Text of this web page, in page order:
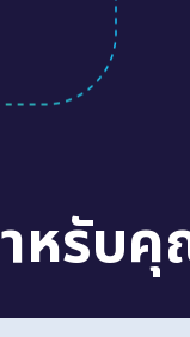
ำหรับ